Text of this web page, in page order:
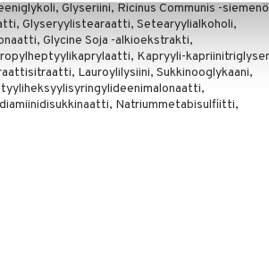
Glyseriini, Ricinus Communis -
Glyseryylistearaatti, Setearyylialkoholi,
Glycine Soja -alkioekstrakti,
Kapryyli-
Lauroylilysiini, Sukkinooglykaani,
Natriummetabisulfiitti,